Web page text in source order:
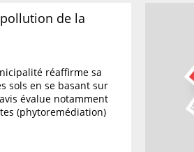
de la
réaffirme sa
sols en se basant sur
évalue notamment
(phytoremédiation)